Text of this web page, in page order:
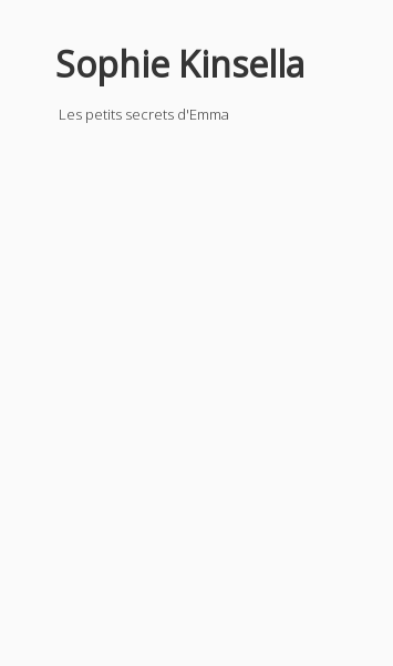
Sophie Kinsella
Les petits secrets d'Emma